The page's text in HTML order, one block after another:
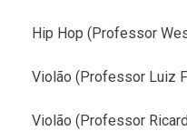
Hip Hop (Professor
Violão (Professor Luiz
Violão (Professor